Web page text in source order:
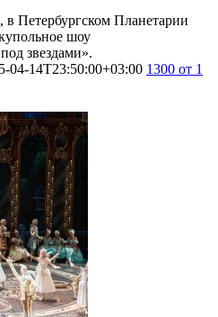
в Петербургском Планетарии
шоу
звездами».
04-14T23:50:00+03:00 1300 от 1